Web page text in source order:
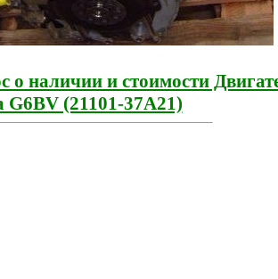
о наличии и стоимости
G6BV (21101-37A21)